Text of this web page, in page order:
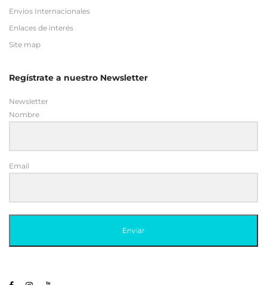
Envios Internacionales
Enlaces de interés
Site map
Regístrate a nuestro Newsletter
Newsletter
Nombre
Email
Enviar